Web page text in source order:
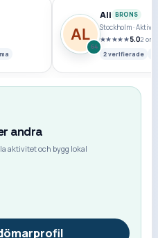
64
Ali BRONS
Stockholm·Aktiv
★★★★★5.02
2verifierade
andra
aktivitet och bygg lokal